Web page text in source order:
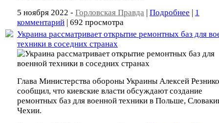
5 ноября 2022 - Горловская Правда | Подробнее | 1
комментарий | 692 просмотра
Украина рассматривает открытие ремонтных баз для
техники в соседних странах
Глава Министерства обороны Украины Алексей
сообщил, что киевские власти обсуждают создание
ремонтных баз для военной техники в Польше,
Чехии.